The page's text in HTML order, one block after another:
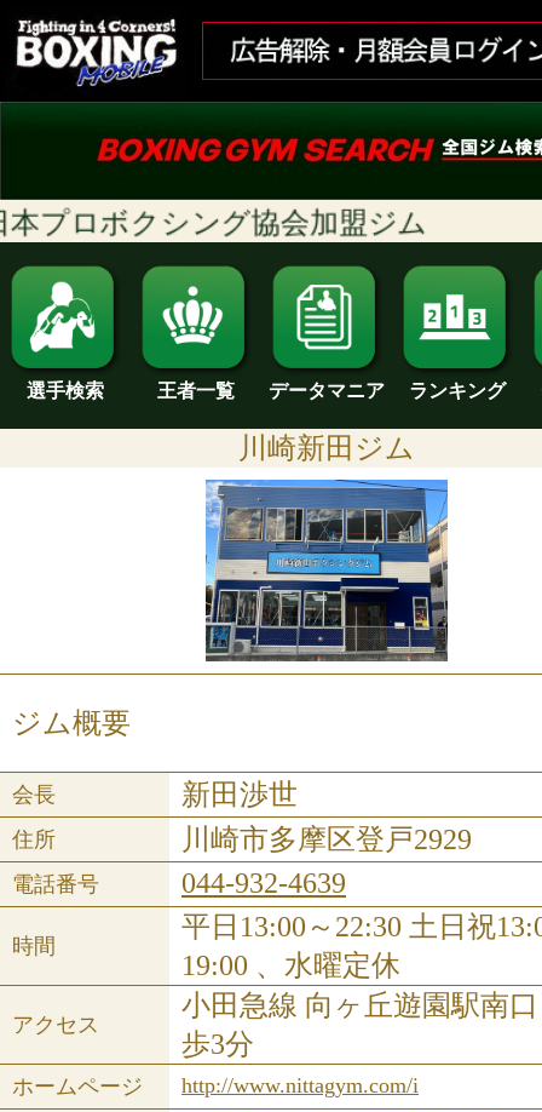
プロボクシング協会加盟ジム
選手検索 王者一覧 データマニア ランキング
川崎新田ジム
ジム概要
会長 新田渉世
住所 川崎市多摩区登戸2929
電話番号 044-932-4639
時間
平日13:00～22:30 土日祝
19:00 、水曜定休
アクセス
小田急線 向ヶ丘遊園駅南
歩3分
ホームページ http://www.nittagym.com/i